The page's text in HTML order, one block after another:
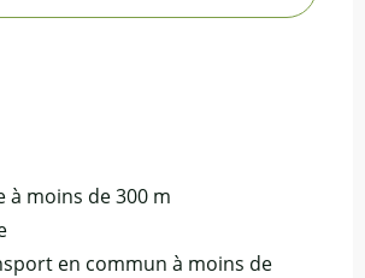
à moins de 300 m
en commun à moins de